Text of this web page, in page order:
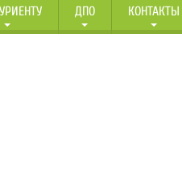
ДПО КОНТАКТЫ